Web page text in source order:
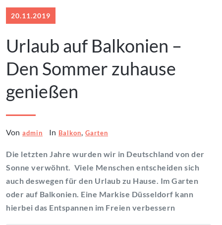
20.11.2019
Urlaub auf Balkonien –
Den Sommer zuhause
genießen
Von admin In Balkon, Garten
Die letzten Jahre wurden wir in Deutschland von der
Sonne verwöhnt. Viele Menschen entscheiden sich
auch deswegen für den Urlaub zu Hause. Im Garten
oder auf Balkonien. Eine Markise Düsseldorf kann
hierbei das Entspannen im Freien verbessern